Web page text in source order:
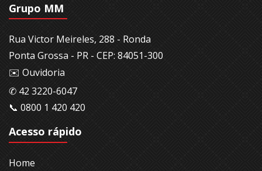
Grupo MM
Rua Victor Meireles, 288 - Ronda
Ponta Grossa - PR - CEP: 84051-300
✉️ Ouvidoria
✆ 42 3220-6047
📞 0800 1 420 420
Acesso rápido
Home